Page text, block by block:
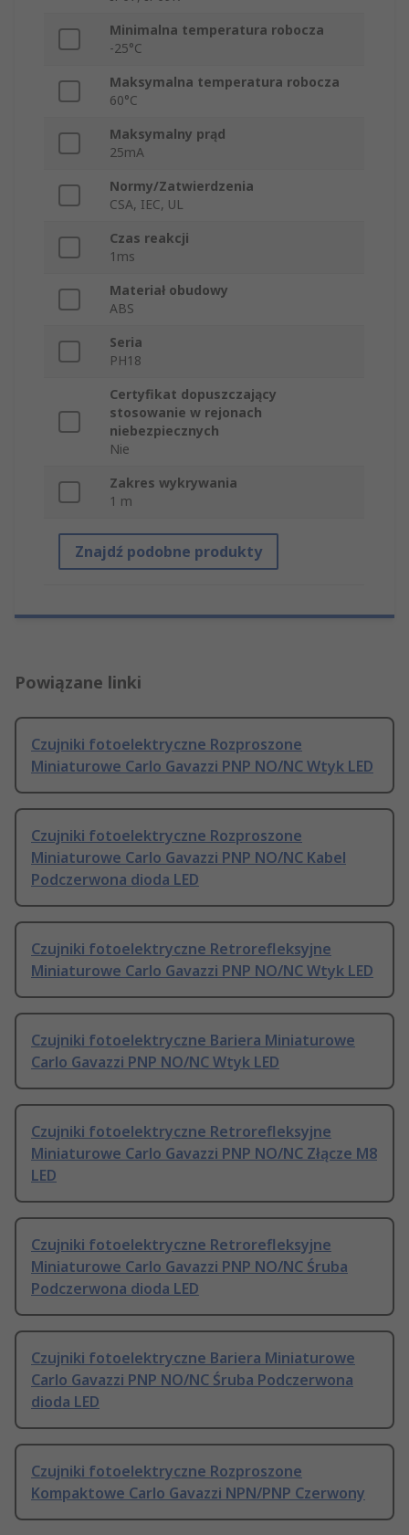
Minimalna temperatura robocza
-25°C
Maksymalna temperatura robocza
60°C
Maksymalny prąd
25mA
Normy/Zatwierdzenia
CSA, IEC, UL
Czas reakcji
1ms
Materiał obudowy
ABS
Seria
PH18
Certyfikat dopuszczający
stosowanie w rejonach
niebezpiecznych
Nie
Zakres wykrywania
1 m
Znajdź podobne produkty
Powiązane linki
Czujniki fotoelektryczne Rozproszone
Miniaturowe Carlo Gavazzi PNP NO/NC Wtyk LED
Czujniki fotoelektryczne Rozproszone
Miniaturowe Carlo Gavazzi PNP NO/NC Kabel
Podczerwona dioda LED
Czujniki fotoelektryczne Retrorefleksyjne
Miniaturowe Carlo Gavazzi PNP NO/NC Wtyk LED
Czujniki fotoelektryczne Bariera Miniaturowe
Carlo Gavazzi PNP NO/NC Wtyk LED
Czujniki fotoelektryczne Retrorefleksyjne
Miniaturowe Carlo Gavazzi PNP NO/NC Złącze M8
LED
Czujniki fotoelektryczne Retrorefleksyjne
Miniaturowe Carlo Gavazzi PNP NO/NC Śruba
Podczerwona dioda LED
Czujniki fotoelektryczne Bariera Miniaturowe
Carlo Gavazzi PNP NO/NC Śruba Podczerwona
dioda LED
Czujniki fotoelektryczne Rozproszone
Kompaktowe Carlo Gavazzi NPN/PNP Czerwony